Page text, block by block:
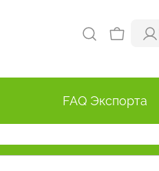
FAQ Экспорта